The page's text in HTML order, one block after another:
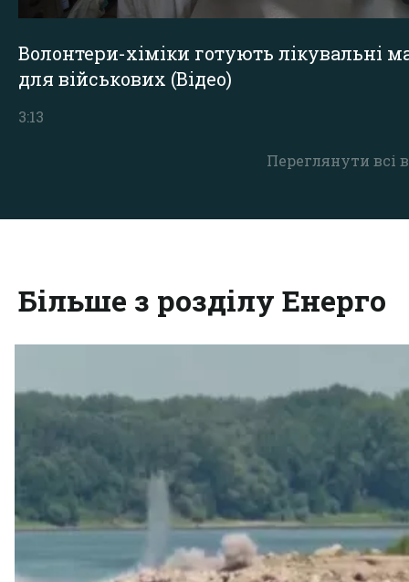
Переглянути всі
Волонтери-хіміки готують лікувальні
для військових (Відео)
3:13
Більше з розділу Енерго